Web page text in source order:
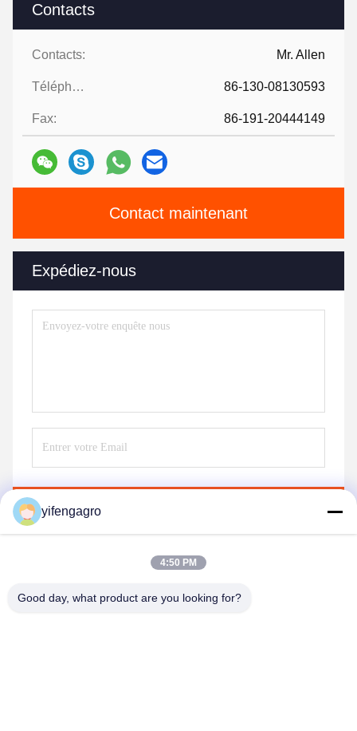
Contacts
Contacts: Mr. Allen
Téléphone: 86-130-08130593
Fax: 86-191-20444149
Contact maintenant
Expédiez-nous
yifengagro
4:50 PM
Good day, what product are you looking for?